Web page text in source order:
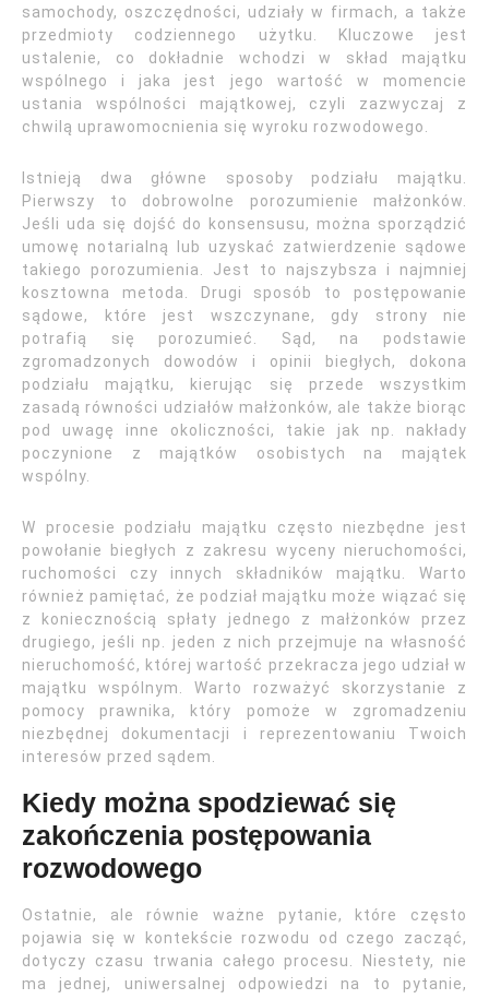
samochody, oszczędności, udziały w firmach, a także
przedmioty codziennego użytku. Kluczowe jest
ustalenie, co dokładnie wchodzi w skład majątku
wspólnego i jaka jest jego wartość w momencie
ustania wspólności majątkowej, czyli zazwyczaj z
chwilą uprawomocnienia się wyroku rozwodowego.
Istnieją dwa główne sposoby podziału majątku.
Pierwszy to dobrowolne porozumienie małżonków.
Jeśli uda się dojść do konsensusu, można sporządzić
umowę notarialną lub uzyskać zatwierdzenie sądowe
takiego porozumienia. Jest to najszybsza i najmniej
kosztowna metoda. Drugi sposób to postępowanie
sądowe, które jest wszczynane, gdy strony nie
potrafią się porozumieć. Sąd, na podstawie
zgromadzonych dowodów i opinii biegłych, dokona
podziału majątku, kierując się przede wszystkim
zasadą równości udziałów małżonków, ale także biorąc
pod uwagę inne okoliczności, takie jak np. nakłady
poczynione z majątków osobistych na majątek
wspólny.
W procesie podziału majątku często niezbędne jest
powołanie biegłych z zakresu wyceny nieruchomości,
ruchomości czy innych składników majątku. Warto
również pamiętać, że podział majątku może wiązać się
z koniecznością spłaty jednego z małżonków przez
drugiego, jeśli np. jeden z nich przejmuje na własność
nieruchomość, której wartość przekracza jego udział w
majątku wspólnym. Warto rozważyć skorzystanie z
pomocy prawnika, który pomoże w zgromadzeniu
niezbędnej dokumentacji i reprezentowaniu Twoich
interesów przed sądem.
Kiedy można spodziewać się
zakończenia postępowania
rozwodowego
Ostatnie, ale równie ważne pytanie, które często
pojawia się w kontekście rozwodu od czego zacząć,
dotyczy czasu trwania całego procesu. Niestety, nie
ma jednej, uniwersalnej odpowiedzi na to pytanie,